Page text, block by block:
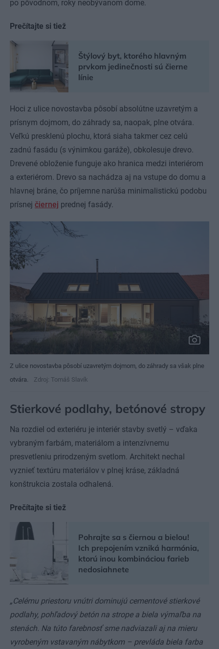
po pôvodnom, roky neobývanom dome.
Prečítajte si tiež
Štýlový byt, ktorého hlavným
prvkom jedinečnosti sú čierne
línie
Hoci z ulice novostavba pôsobí absolútne uzavretým a
prísnym dojmom, do záhrady sa, naopak, plne otvára.
Veľkú presklenú plochu, ktorá siaha takmer cez celú
zadnú fasádu (s výnimkou garáže), obkolesuje drevo.
Drevené obloženie funguje ako hranica medzi interiérom
a exteriérom. Drevo sa nachádza aj na vstupe do domu a
hlavnej bráne, čo príjemne narúša minimalistickú podobu
prísnej čiernej prednej fasády.
Z ulice novostavba pôsobí uzavretým dojmom, do záhrady sa však plne
otvára.
Zdroj: Tomáš Slavík
Stierkové podlahy, betónové stropy
Na rozdiel od exteriéru je interiér stavby svetlý – vďaka
vybraným farbám, materiálom a intenzívnemu
presvetleniu prirodzeným svetlom. Architekt nechal
vyznieť textúru materiálov v plnej kráse, základná
konštrukcia zostala odhalená.
Prečítajte si tiež
Pohrajte sa s čiernou a bielou!
Ich prepojením vzniká harmónia,
ktorú inou kombináciou farieb
nedosiahnete
„Celému priestoru vnútri dominujú cementové stierkové
podlahy, pohľadový betón na strope a biela výmaľba na
stenách. Na túto farebnosť sme nadviazali aj na mieru
vyrobeným vstavaným nábytkom – prevláda biela farba